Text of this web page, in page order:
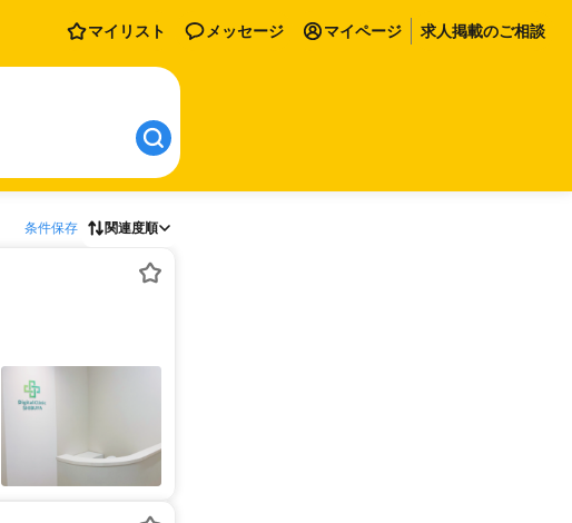
マイリスト メッセージ マイページ 求人掲載のご相談
条件保存 関連度順